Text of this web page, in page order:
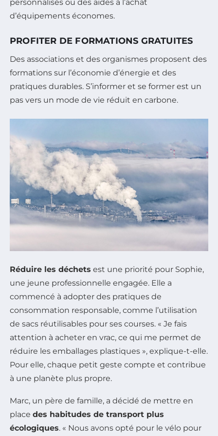
personnalisés ou des aides à l’achat
d’équipements économes.
PROFITER DE FORMATIONS GRATUITES
Des associations et des organismes proposent des
formations sur l’économie d’énergie et des
pratiques durables. S’informer et se former est un
pas vers un mode de vie réduit en carbone.
Réduire les déchets est une priorité pour Sophie,
une jeune professionnelle engagée. Elle a
commencé à adopter des pratiques de
consommation responsable, comme l’utilisation
de sacs réutilisables pour ses courses. « Je fais
attention à acheter en vrac, ce qui me permet de
réduire les emballages plastiques », explique-t-elle.
Pour elle, chaque petit geste compte et contribue
à une planète plus propre.
Marc, un père de famille, a décidé de mettre en
place des habitudes de transport plus
écologiques. « Nous avons opté pour le vélo pour